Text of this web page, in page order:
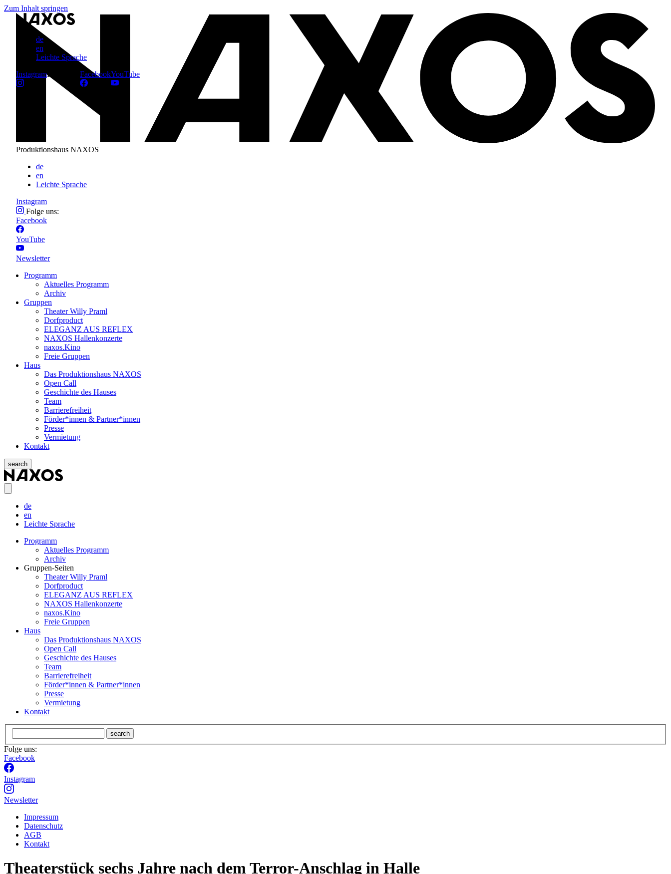
Zum Inhalt springen
de
en
Leichte Sprache
InstagramFolge uns: FacebookYouTube
Produktionshaus NAXOS
de
en
Leichte Sprache
Instagram
Folge uns:
Facebook
YouTube
Newsletter
Programm
Aktuelles Programm
Archiv
Gruppen
Theater Willy Praml
Dorfproduct
ELEGANZ AUS REFLEX
NAXOS Hallenkonzerte
naxos.Kino
Freie Gruppen
Haus
Das Produktionshaus NAXOS
Open Call
Geschichte des Hauses
Team
Barrierefreiheit
Förder*innen & Partner*innen
Presse
Vermietung
Kontakt
search
de
en
Leichte Sprache
Programm
Aktuelles Programm
Archiv
Gruppen-Seiten
Theater Willy Praml
Dorfproduct
ELEGANZ AUS REFLEX
NAXOS Hallenkonzerte
naxos.Kino
Freie Gruppen
Haus
Das Produktionshaus NAXOS
Open Call
Geschichte des Hauses
Team
Barrierefreiheit
Förder*innen & Partner*innen
Presse
Vermietung
Kontakt
search
Folge uns:
Facebook
Instagram
Newsletter
Impressum
Datenschutz
AGB
Kontakt
Theaterstück sechs Jahre nach dem Terror-Anschlag in Halle